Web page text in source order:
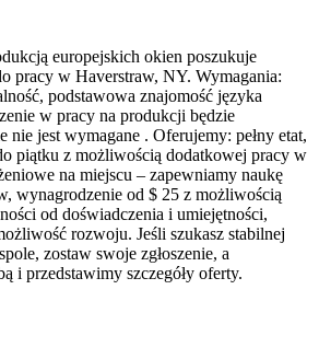
europejskich okien poszukuje
pracy w Haverstraw, NY. Wymagania:
podstawowa znajomość języka
w pracy na produkcji będzie
nie jest wymagane . Oferujemy: pełny etat,
piątku z możliwością dodatkowej pracy w
na miejscu – zapewniamy naukę
wynagrodzenie od $ 25 z możliwością
od doświadczenia i umiejętności,
rozwoju. Jeśli szukasz stabilnej
zostaw swoje zgłoszenie, a
i przedstawimy szczegóły oferty.